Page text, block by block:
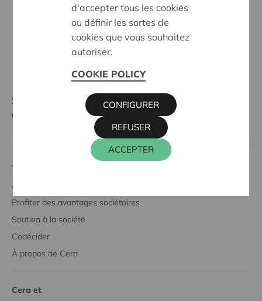
Comptes consolidés Cera 2024(en NL) (pdf)
Rapport du commissaire Cera 2024(pdf)
Rapport du commissaire Cera 2024 – comptes
(pdf)
Souhaitez-vous être représenté par un
autre sociétaire de Cera ?
Tout savoir sur
Acheter des parts coopératives
Profiter des avantages sociétaires
Soutien à la société
Codécider
À propos de Cera
Cera et
d'accepter tous les cookies
ou définir les sortes de
cookies que vous souhaitez
autoriser.
COOKIE POLICY
ACCEPTER
REFUSER
CONFIGURER